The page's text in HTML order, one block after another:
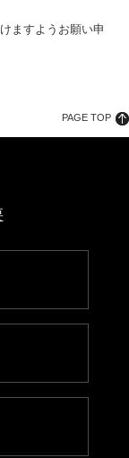
ますようお願い申
PAGE TOP